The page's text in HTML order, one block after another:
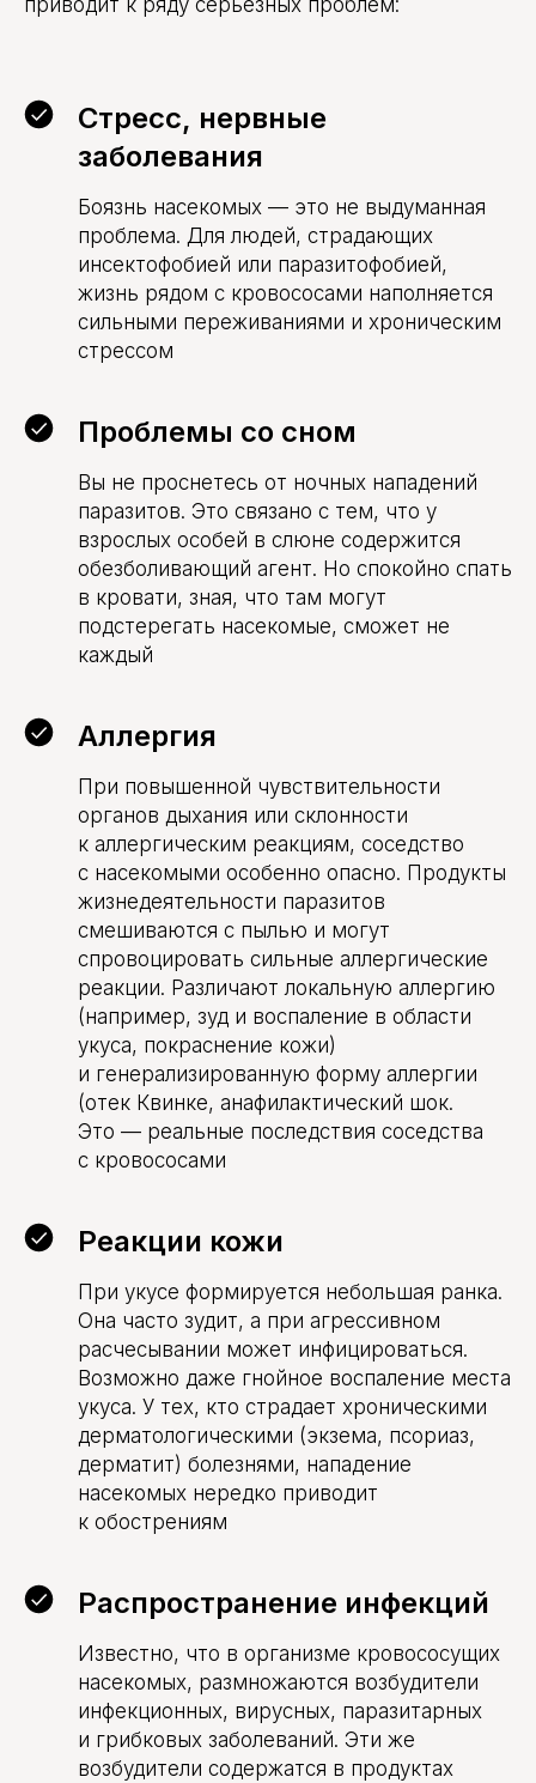
Стресс, нервные
заболевания
Боязнь насекомых — это не выдуманная
проблема. Для людей, страдающих
инсектофобией или паразитофобией,
жизнь рядом с кровососами наполняется
сильными переживаниями и хроническим
стрессом
Проблемы со сном
Вы не проснетесь от ночных нападений
паразитов. Это связано с тем, что у
взрослых особей в слюне содержится
обезболивающий агент. Но спокойно спать
в кровати, зная, что там могут
подстерегать насекомые, сможет не
каждый
Аллергия
При повышенной чувствительности
органов дыхания или склонности
к аллергическим реакциям, соседство
с насекомыми особенно опасно. Продукты
жизнедеятельности паразитов
смешиваются с пылью и могут
спровоцировать сильные аллергические
реакции. Различают локальную аллергию
(например, зуд и воспаление в области
укуса, покраснение кожи)
и генерализированную форму аллергии
(отек Квинке, анафилактический шок.
Это — реальные последствия соседства
с кровососами
Реакции кожи
При укусе формируется небольшая ранка.
Она часто зудит, а при агрессивном
расчесывании может инфицироваться.
Возможно даже гнойное воспаление места
укуса. У тех, кто страдает хроническими
дерматологическими (экзема, псориаз,
дерматит) болезнями, нападение
насекомых нередко приводит
к обострениям
Распространение инфекций
Известно, что в организме кровососущих
насекомых, размножаются возбудители
инфекционных, вирусных, паразитарных
и грибковых заболеваний. Эти же
возбудители содержатся в продуктах